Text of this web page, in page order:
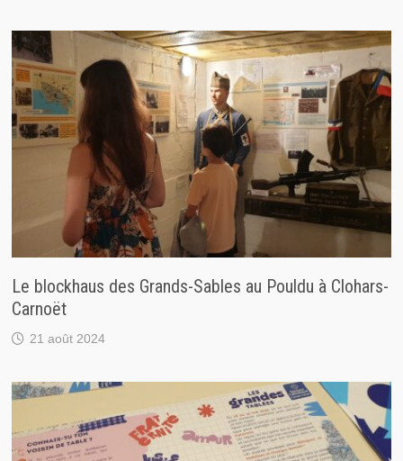
Le blockhaus des Grands-Sables au Pouldu à Clohars-
Carnoët
21 août 2024